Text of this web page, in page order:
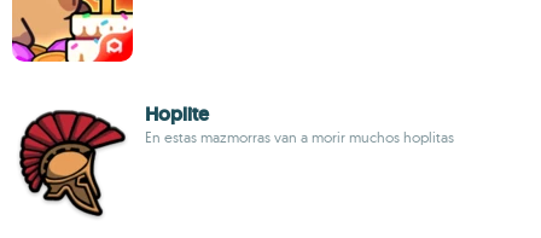
Hoplite
En estas mazmorras van a morir muchos hoplitas